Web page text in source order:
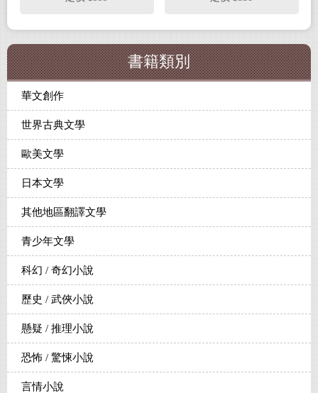
書籍類別
華文創作
世界古典文學
歐美文學
日本文學
其他地區翻譯文學
青少年文學
科幻 / 奇幻小說
歷史 / 武俠小說
懸疑 / 推理小說
恐怖 / 驚悚小說
言情小說